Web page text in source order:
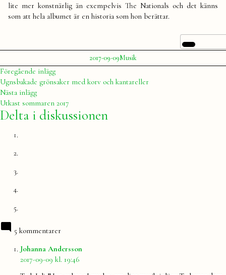
lite mer konstnärlig än exempelvis The Nationals och det känns
som att hela albumet är en historia som hon berättar.
Publicerat
av
Julia
2017-09-09Publicerat
i
Musik
abba,
musiktips
olsson
Inläggsnavigering
Föregående inläggFöregående
inlägg:
Ugnsbakade grönsaker med korv och kantareller
Nästa inläggNästa
inlägg:
Utkast sommaren 2017
Delta i diskussionen
5 kommentarer
Johanna Andersson
2017-09-09 kl. 19:46